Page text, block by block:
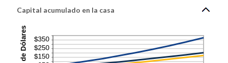
Capital acumulado en la casa